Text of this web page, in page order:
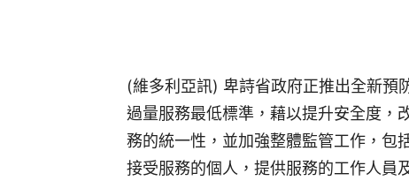
(維多利亞訊) 卑詩省政府正推出全新預
過量服務最低標準，藉以提升安全度，
務的統一性，並加強整體監管工作，包
接受服務的個人，提供服務的工作人員